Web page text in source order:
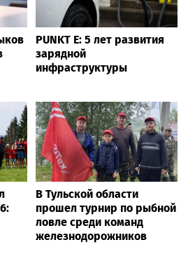
России от А до Я
(ежесекундное
от более чем 20 000
источников
Мы собралиВСЁ, что
—СЕГОДНЯ, а ещё